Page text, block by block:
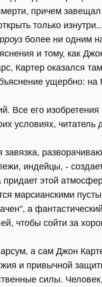
причем
только
более ни одним
и тому, как
Картер оказался
ущербно: на
Все его
условиях, читатель
завязка,
индейцы, -
придает этой
марсианскими
а
чтобы сойти за
а сам Джон
и привычной
силы.